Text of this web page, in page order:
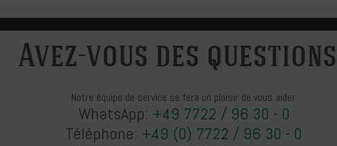
Avez-vous des
Notre équipe de service se fera un plaisir de vous aider.
WhatsApp: +49 7722 / 96 30 - 0
Téléphone: +49 (0) 7722 / 96 30 - 0